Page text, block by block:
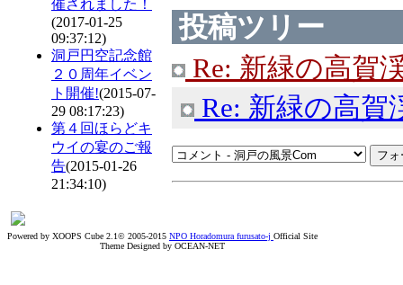
催されました！
(2017-01-25
09:37:12)
洞戸円空記念館
２０周年イベン
ト開催!(2015-07-
29 08:17:23)
第４回ほらどキ
ウイの宴のご報
告(2015-01-26
21:34:10)
投稿ツリー
Re: 新緑の高賀
Re: 新緑の高賀
Powered by XOOPS Cube 2.1© 2005-2015 NPO Horadomura furusato-j Official Site
Theme Designed by OCEAN-NET